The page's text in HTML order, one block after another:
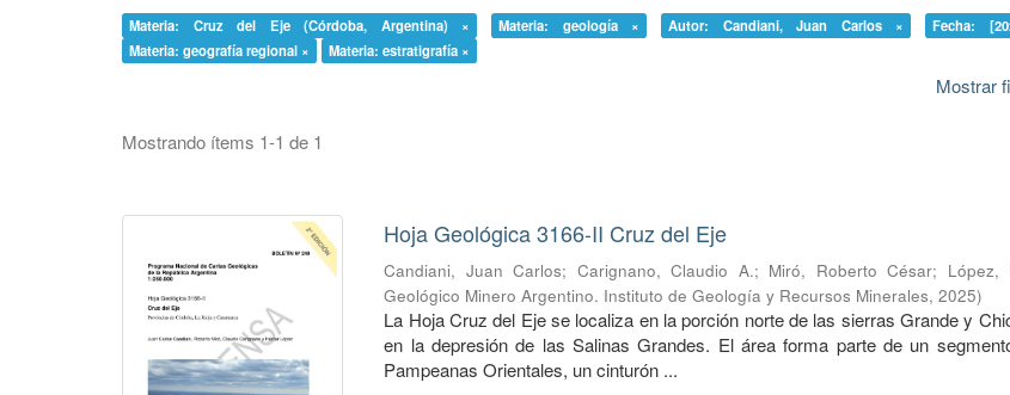
Materia: Cruz del Eje (Córdoba, Argentina) × Materia: geología × Autor: Candiani, Juan Carlos ×
Fecha:
Materia: geografía regional ×
Materia: estratigrafía ×
Mostrar
Mostrando ítems 1-1 de 1
Hoja Geológica 3166-II Cruz del Eje
Candiani, Juan Carlos; Carignano, Claudio A.; Miró, Roberto César; López,
Geológico Minero Argentino. Instituto de Geología y Recursos Minerales,2025)
La Hoja Cruz del Eje se localiza en la porción norte de las sierras Grande y
en la depresión de las Salinas Grandes. El área forma parte de un
Pampeanas Orientales, un cinturón ...